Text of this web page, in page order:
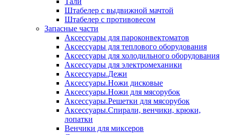
Штабелер с выдвижной мачтой
Штабелер с противовесом
Запасные части
Аксессуары для пароконвектоматов
Аксессуары для теплового оборудования
Аксессуары для холодильного оборудования
Аксессуары для электромеханики
Аксессуары.Дежи
Аксессуары.Ножи дисковые
Аксессуары.Ножи для мясорубок
Аксессуары.Решетки для мясорубок
Аксессуары.Спирали, венчики, крюки,
лопатки
Венчики для миксеров